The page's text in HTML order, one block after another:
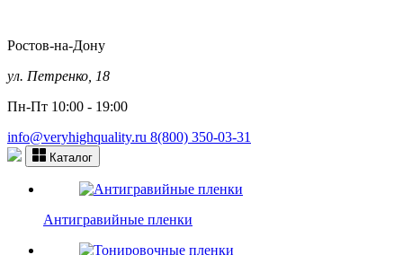
Ростов-на-Дону
ул. Петренко, 18
Пн-Пт 10:00 - 19:00
info@veryhighquality.ru 8(800) 350-03-31
Каталог
Антигравийные пленки